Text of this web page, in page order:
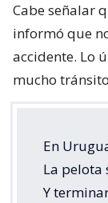
Cabe señalar
informó que
accidente. Lo
mucho
En
La pelota
Y